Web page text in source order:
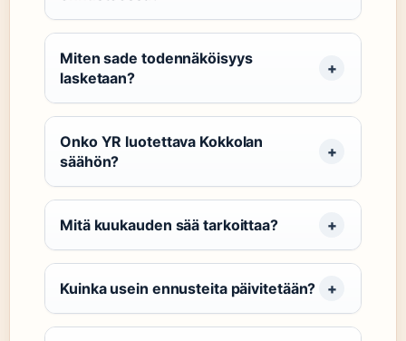
Miten sade todennäköisyys
lasketaan?
Onko YR luotettava Kokkolan
säähön?
Mitä kuukauden sää tarkoittaa?
Kuinka usein ennusteita päivitetään?